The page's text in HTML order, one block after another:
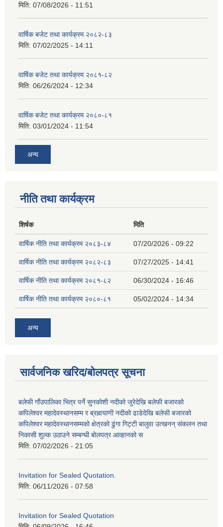
मिति: 07/08/2026 - 11:51
वार्षिक बजेट तथा कार्यक्रम २०८२-८३
मिति: 07/02/2025 - 14:11
वार्षिक बजेट तथा कार्यक्रम २०८१-८२
मिति: 06/26/2024 - 12:34
वार्षिक बजेट तथा कार्यक्रम २०८०-८१
मिति: 03/01/2024 - 11:54
अन्य
नीति तथा कार्यक्रम
शिर्षक मिति
वार्षिक नीति तथा कार्यक्रम २०८३-८४ 07/20/2026 - 09:22
वार्षिक नीति तथा कार्यक्रम २०८२-८३ 07/27/2025 - 14:41
वार्षिक नीति तथा कार्यक्रम २०८१-८२ 06/30/2024 - 16:46
वार्षिक नीति तथा कार्यक्रम २०८०-८१ 05/02/2024 - 14:34
अन्य
सार्वजनिक खरिद/बोलपत्र सूचना
बलेफी गाँउपालिका भित्र पर्ने सुनकोशी नदीको जुरेदेखि बलेफी बजारको
कपिलेश्वर महादेवस्थानसम्म र ब्रह्मयाणी नदीको ढाडेदेखि बलेफी बजारको
कपिलेश्वर महादेवस्थानसम्मको क्षेत्रको ढुंगा गिट्टी बालुवा उत्खनन् संकलन तथा
निकासी शुल्क उठाउने सम्बन्धी बोलपत्र आव्हानको स
मिति: 07/02/2026 - 21:05
Invitation for Sealed Quotation.
मिति: 06/11/2026 - 07:58
Invitation for Sealed Quotation